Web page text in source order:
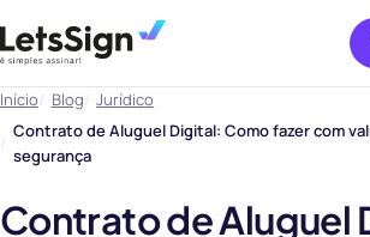
Início Blog
Jurídico
Contrato de Aluguel Digital: Como fazer com
segurança
Contrato de Aluguel